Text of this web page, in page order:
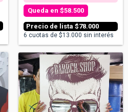
$78.000
$58.500
6 cuotas de $13.000 sin interés